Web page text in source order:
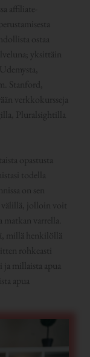
affiliate-
ostaa
yksittäin
Stanford,
verkkokursseja
Pluralsightilla
opastusta
todella
on sen
välillä, jolloin voit
matkan varrella.
millä henkilöllä
rohkeasti
ja millaista apua
apua